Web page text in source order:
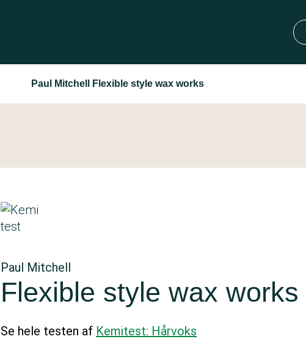
Paul Mitchell Flexible style wax works
Paul Mitchell
Flexible style wax works
Se hele testen af Kemitest: Hårvoks